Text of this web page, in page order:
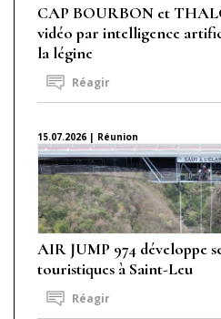
CAP BOURBON et
vidéo par intelligence
la légine
Réagir
15.07.2026 | Réunion
AIR JUMP 974 développe
touristiques à Saint-Leu
Réagir